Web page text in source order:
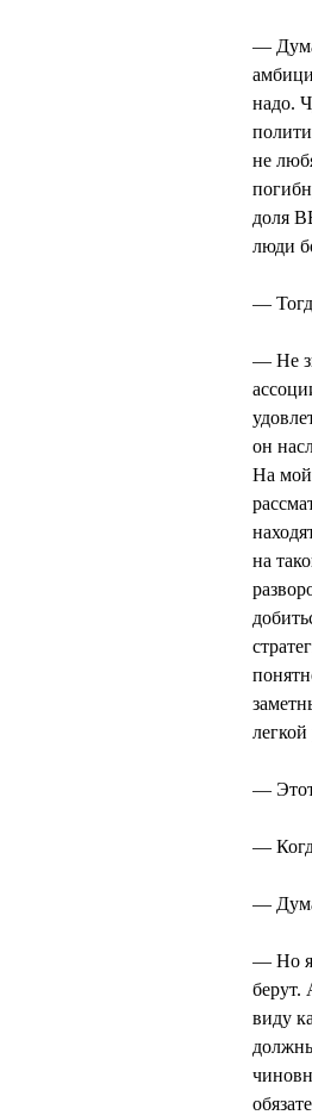
—
надо.
не
доля
люди
—
— Не
он
На мой
на
— Этот
—
—
— Но я
берут.
виду